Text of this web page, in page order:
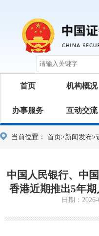
首页 机构概况
办事服务 互动交流
当前位置： 首页>新闻发布>
中国人民银行、中
香港近期推出5年
日期：